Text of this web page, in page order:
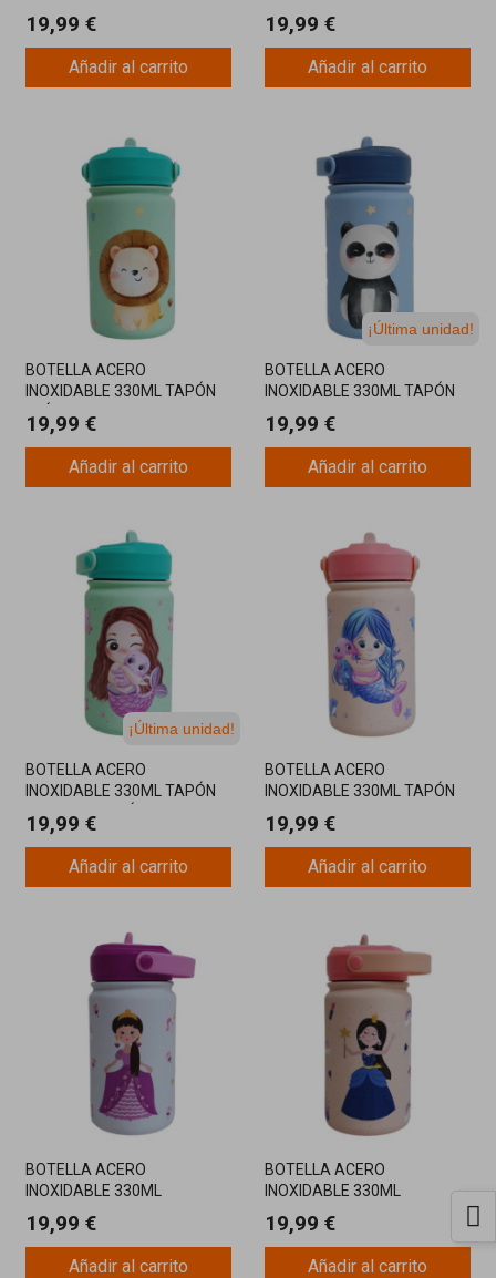
19,99 €
Añadir al carrito
19,99 €
Añadir al carrito
BOTELLA ACERO
INOXIDABLE 330ML TAPÓN
19,99 €
Añadir al carrito
¡Última unidad!
BOTELLA ACERO
INOXIDABLE 330ML TAPÓN
19,99 €
Añadir al carrito
¡Última unidad!
BOTELLA ACERO
INOXIDABLE 330ML TAPÓN
19,99 €
Añadir al carrito
BOTELLA ACERO
INOXIDABLE 330ML TAPÓN
19,99 €
Añadir al carrito
BOTELLA ACERO
INOXIDABLE 330ML
19,99 €
Añadir al carrito
BOTELLA ACERO
INOXIDABLE 330ML
19,99 €
Añadir al carrito